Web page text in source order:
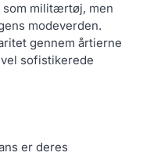
som militærtøj, men
modeverden.
gennem årtierne
sofistikerede
er deres